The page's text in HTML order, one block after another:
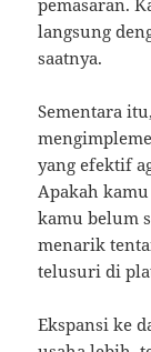
pemasaran.
langsung
saatnya.
Sementara
yang efektif
Apakah
kamu belum
menarik
telusuri di
Ekspansi ke